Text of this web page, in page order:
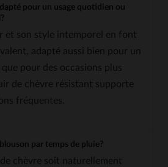
pour un usage quotidien ou
et son style intemporel en font
adapté aussi bien pour un
pour des occasions plus
de chèvre résistant supporte
fréquentes.
par temps de pluie?
chèvre soit naturellement